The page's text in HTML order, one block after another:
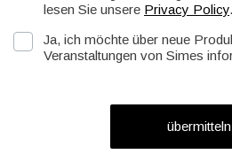
lesen Sie unsere Privacy Policy.
Ja, ich möchte über neue
Veranstaltungen von Simes
übermitteln